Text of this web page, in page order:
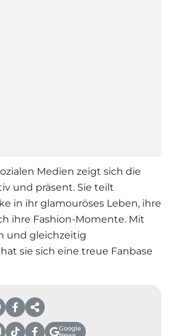
Medien zeigt sich die
und präsent. Sie teilt
in ihr glamouröses Leben, ihre
ihre Fashion-Momente. Mit
und gleichzeitig
sie sich eine treue Fanbase
Google